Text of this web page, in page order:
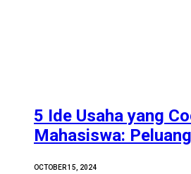
5 Ide Usaha yang
Mahasiswa:
OCTOBER 15, 2024